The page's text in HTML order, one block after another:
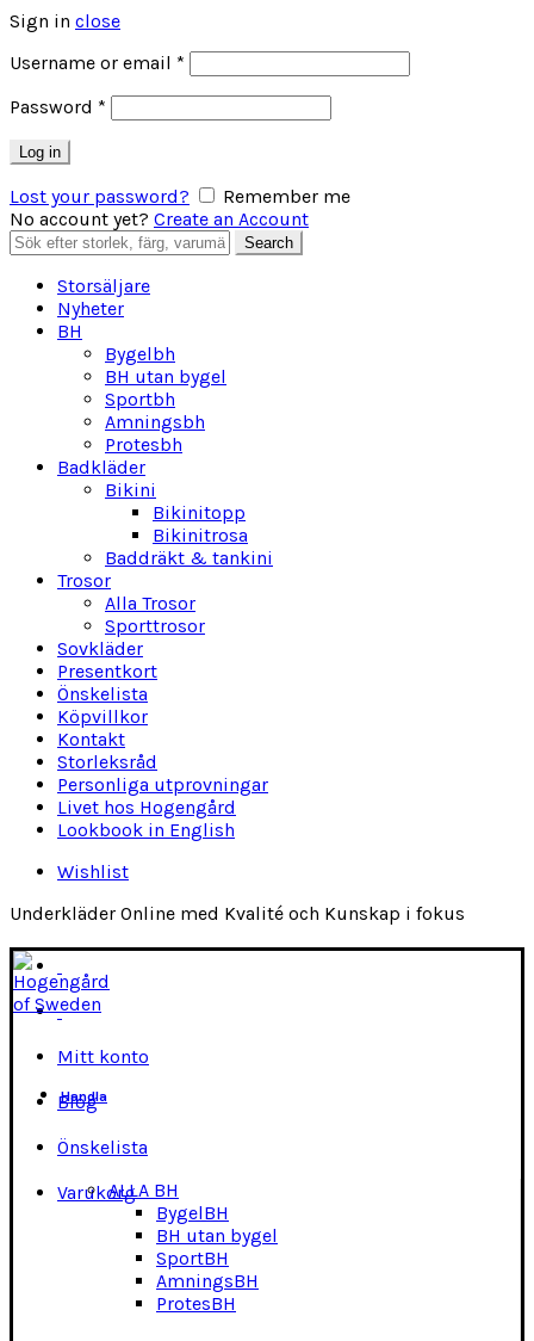
Sign in close
Username or email *
Password *
Log in
Lost your password?
Remember me
No account yet? Create an Account
Search
for:
Search
Storsäljare
Nyheter
BH
Bygelbh
BH utan bygel
Sportbh
Amningsbh
Protesbh
Badkläder
Bikini
Bikinitopp
Bikinitrosa
Baddräkt & tankini
Trosor
Alla Trosor
Sporttrosor
Sovkläder
Presentkort
Önskelista
Köpvillkor
Kontakt
Storleksråd
Personliga utprovningar
Livet hos Hogengård
Lookbook in English
Wishlist
Underkläder Online med Kvalité och Kunskap i fokus
Mitt konto
Blog
Önskelista
Varukorg
Handla
ALLA BH
BygelBH
BH utan bygel
SportBH
AmningsBH
ProtesBH